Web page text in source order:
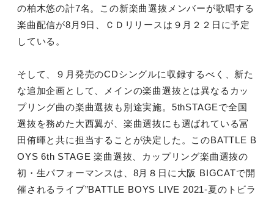
の柏木悠の計7名。この新楽曲選抜メンバーが歌唱する
楽曲配信が8月9日、ＣＤリリースは９月２２日に予定
している。
そして、９月発売のCDシングルに収録するべく、新た
な追加企画として、メインの楽曲選抜とは異なるカッ
プリング曲の楽曲選抜も別途実施。5thSTAGEで全国
選抜を務めた大西翼が、楽曲選抜にも選ばれている冨
田侑暉と共に担当することが決定した。このBATTLE B
OYS 6th STAGE 楽曲選抜、カップリング楽曲選抜の
初・生パフォーマンスは、8月８日に大阪 BIGCATで開
催されるライブ”BATTLE BOYS LIVE 2021-夏のトビラ